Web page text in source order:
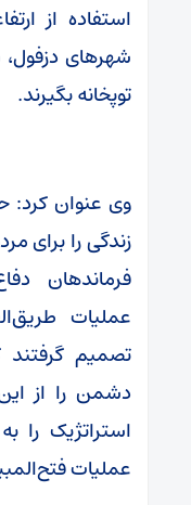
استفاده از
شهرهای
توپخانه بگیرند.
وی عنوان
زندگی را برای
فرماندهان
تصمیم
دشمن را از
استراتژیک را
عملیات